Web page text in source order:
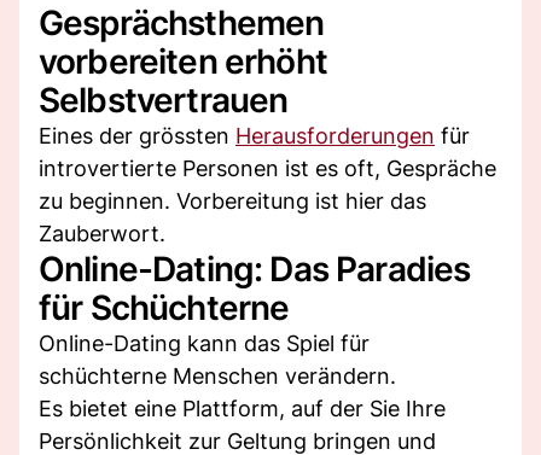
Gesprächsthemen
vorbereiten erhöht
Selbstvertrauen
Eines der grössten Herausforderungen für
introvertierte Personen ist es oft, Gespräche
zu beginnen. Vorbereitung ist hier das
Zauberwort.
Online-Dating: Das Paradies
für Schüchterne
Online-Dating kann das Spiel für
schüchterne Menschen verändern.
Es bietet eine Plattform, auf der Sie Ihre
Persönlichkeit zur Geltung bringen und